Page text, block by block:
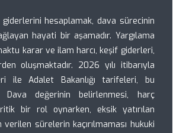
giderlerini hesaplamak, dava sürecinin
hayati bir aşamadır. Yargılama
karar ve ilam harcı, keşif giderleri,
oluşmaktadır. 2026 yılı itibarıyla
ile Adalet Bakanlığı tarifeleri, bu
Dava değerinin belirlenmesi, harç
bir rol oynarken, eksik yatırılan
sürelerin kaçırılmaması hukuki